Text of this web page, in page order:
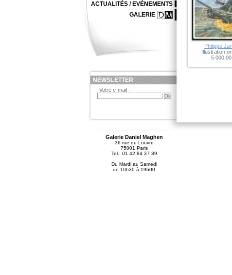
Philippe
Illustration
5
ACTUALITÉS / EVÉNEMENTS
GALERIE
NEWSLETTER
Votre e-mail :
Galerie Daniel Maghen
36 rue du Louvre
75001 Paris
Tel.: 01 42 84 37 39
Du Mardi au Samedi
de 10h30 à 19h00